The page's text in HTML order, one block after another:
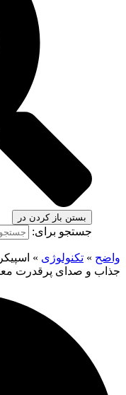
بستن باز کردن در
جستجو برای:
واضح » تکنولوژی »
جذاب و صدای پرقدرت